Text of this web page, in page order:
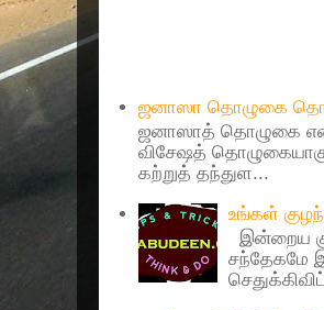
ஜனாஸா தொழுகை
ஜனாஸாத் தொழுகை
விசேஷத்
கற்றுத் தந்துள...
உங்கள்
இன்றைய
சந்தேகமே